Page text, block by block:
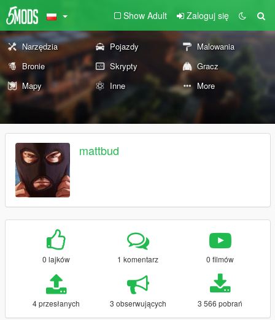
Show Adult Zaloguj się
Narzędzia Pojazdy
Malowania
Bronie
Skrypty
Gracz
Mapy
Inne More
mattbud
0 lajków 1 komentarz 0 filmów
4 przesłanych 3 obserwujących 3 566 pobrań